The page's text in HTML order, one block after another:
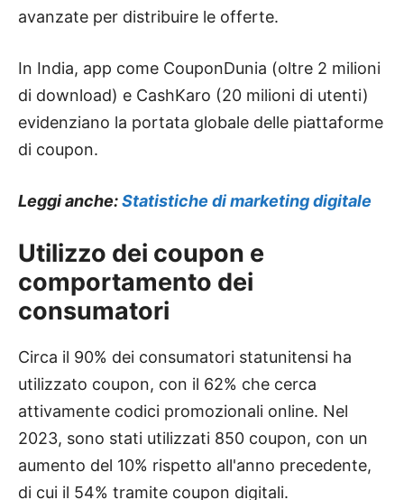
avanzate per distribuire le offerte.
In India, app come CouponDunia (oltre 2 milioni
di download) e CashKaro (20 milioni di utenti)
evidenziano la portata globale delle piattaforme
di coupon.
Leggi anche:Statistiche di marketing digitale
Utilizzo dei coupon e
comportamento dei
consumatori
Circa il 90% dei consumatori statunitensi ha
utilizzato coupon, con il 62% che cerca
attivamente codici promozionali online. Nel
2023, sono stati utilizzati 850 coupon, con un
aumento del 10% rispetto all'anno precedente,
di cui il 54% tramite coupon digitali.